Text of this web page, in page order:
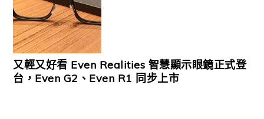
又輕又好看 Even Realities 智慧顯示眼鏡正式登
台，Even G2、Even R1 同步上市